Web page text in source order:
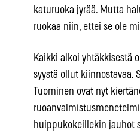
katuruoka jyrää. Mutta
ruokaa niin, ettei se ole
Kaikki alkoi yhtäkkisestä
syystä ollut kiinnostavaa.
Tuominen ovat nyt
huippukokeillekin jauhot